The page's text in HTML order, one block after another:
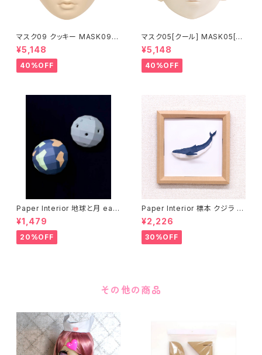
マスク09 クッキー MASK09
“COOKIE”
¥5,148
40%OFF
マスク05[クール] MASK05[C
OOL]
¥5,148
40%OFF
Paper Interior 地球と月 eart
h and moon
¥1,479
20%OFF
Paper Interior 標本 クジラ s
pecimen whale
¥2,226
30%OFF
その他の商品